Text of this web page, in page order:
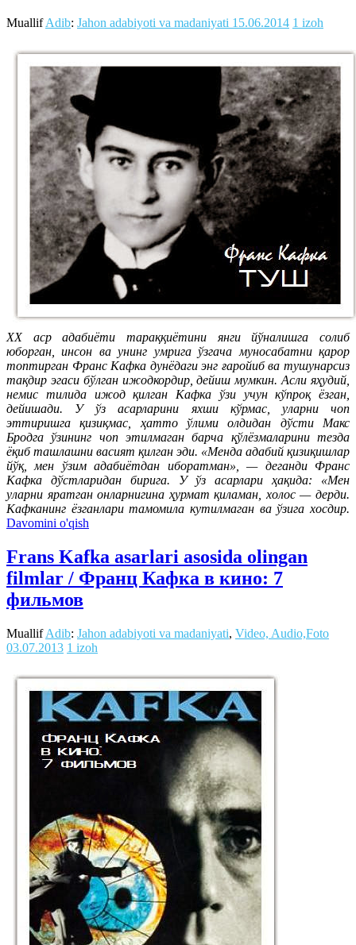
MuallifAdib: Jahon adabiyoti va madaniyati 15.06.2014 1 izoh
ХХ аср адабиёти тараққиётини янги йўналишга солиб
юборган, инсон ва унинг умрига ўзгача муносабатни қарор
топтирган Франс Кафка дунёдаги энг ғаройиб ва тушунарсиз
тақдир эгаси бўлган ижодкордир, дейиш мумкин. Асли яҳудий,
немис тилида ижод қилган Кафка ўзи учун кўпроқ ёзган,
дейишади. У ўз асарларини яхши кўрмас, уларни чоп
эттиришга қизиқмас, ҳатто ўлими олдидан дўсти Макс
Бродга ўзининг чоп этилмаган барча қўлёзмаларини тезда
ёқиб ташлашни васият қилган эди. «Менда адабий қизиқишлар
йўқ, мен ўзим адабиётдан иборатман», — деганди Франс
Кафка дўстларидан бирига. У ўз асарлари ҳақида: «Мен
уларни яратган онларнигина ҳурмат қиламан, холос — дерди.
Кафканинг ёзганлари тамомила кутилмаган ва ўзига хосдир.
Davomini o'qish
Frans Kafka asarlari asosida olingan
filmlar / Франц Кaфка в кино: 7
фильмов
MuallifAdib: Jahon adabiyoti va madaniyati, Video, Audio,Foto
03.07.2013 1 izoh